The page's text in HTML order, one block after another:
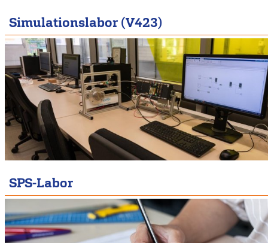
Simulationslabor (V423)
SPS-Labor